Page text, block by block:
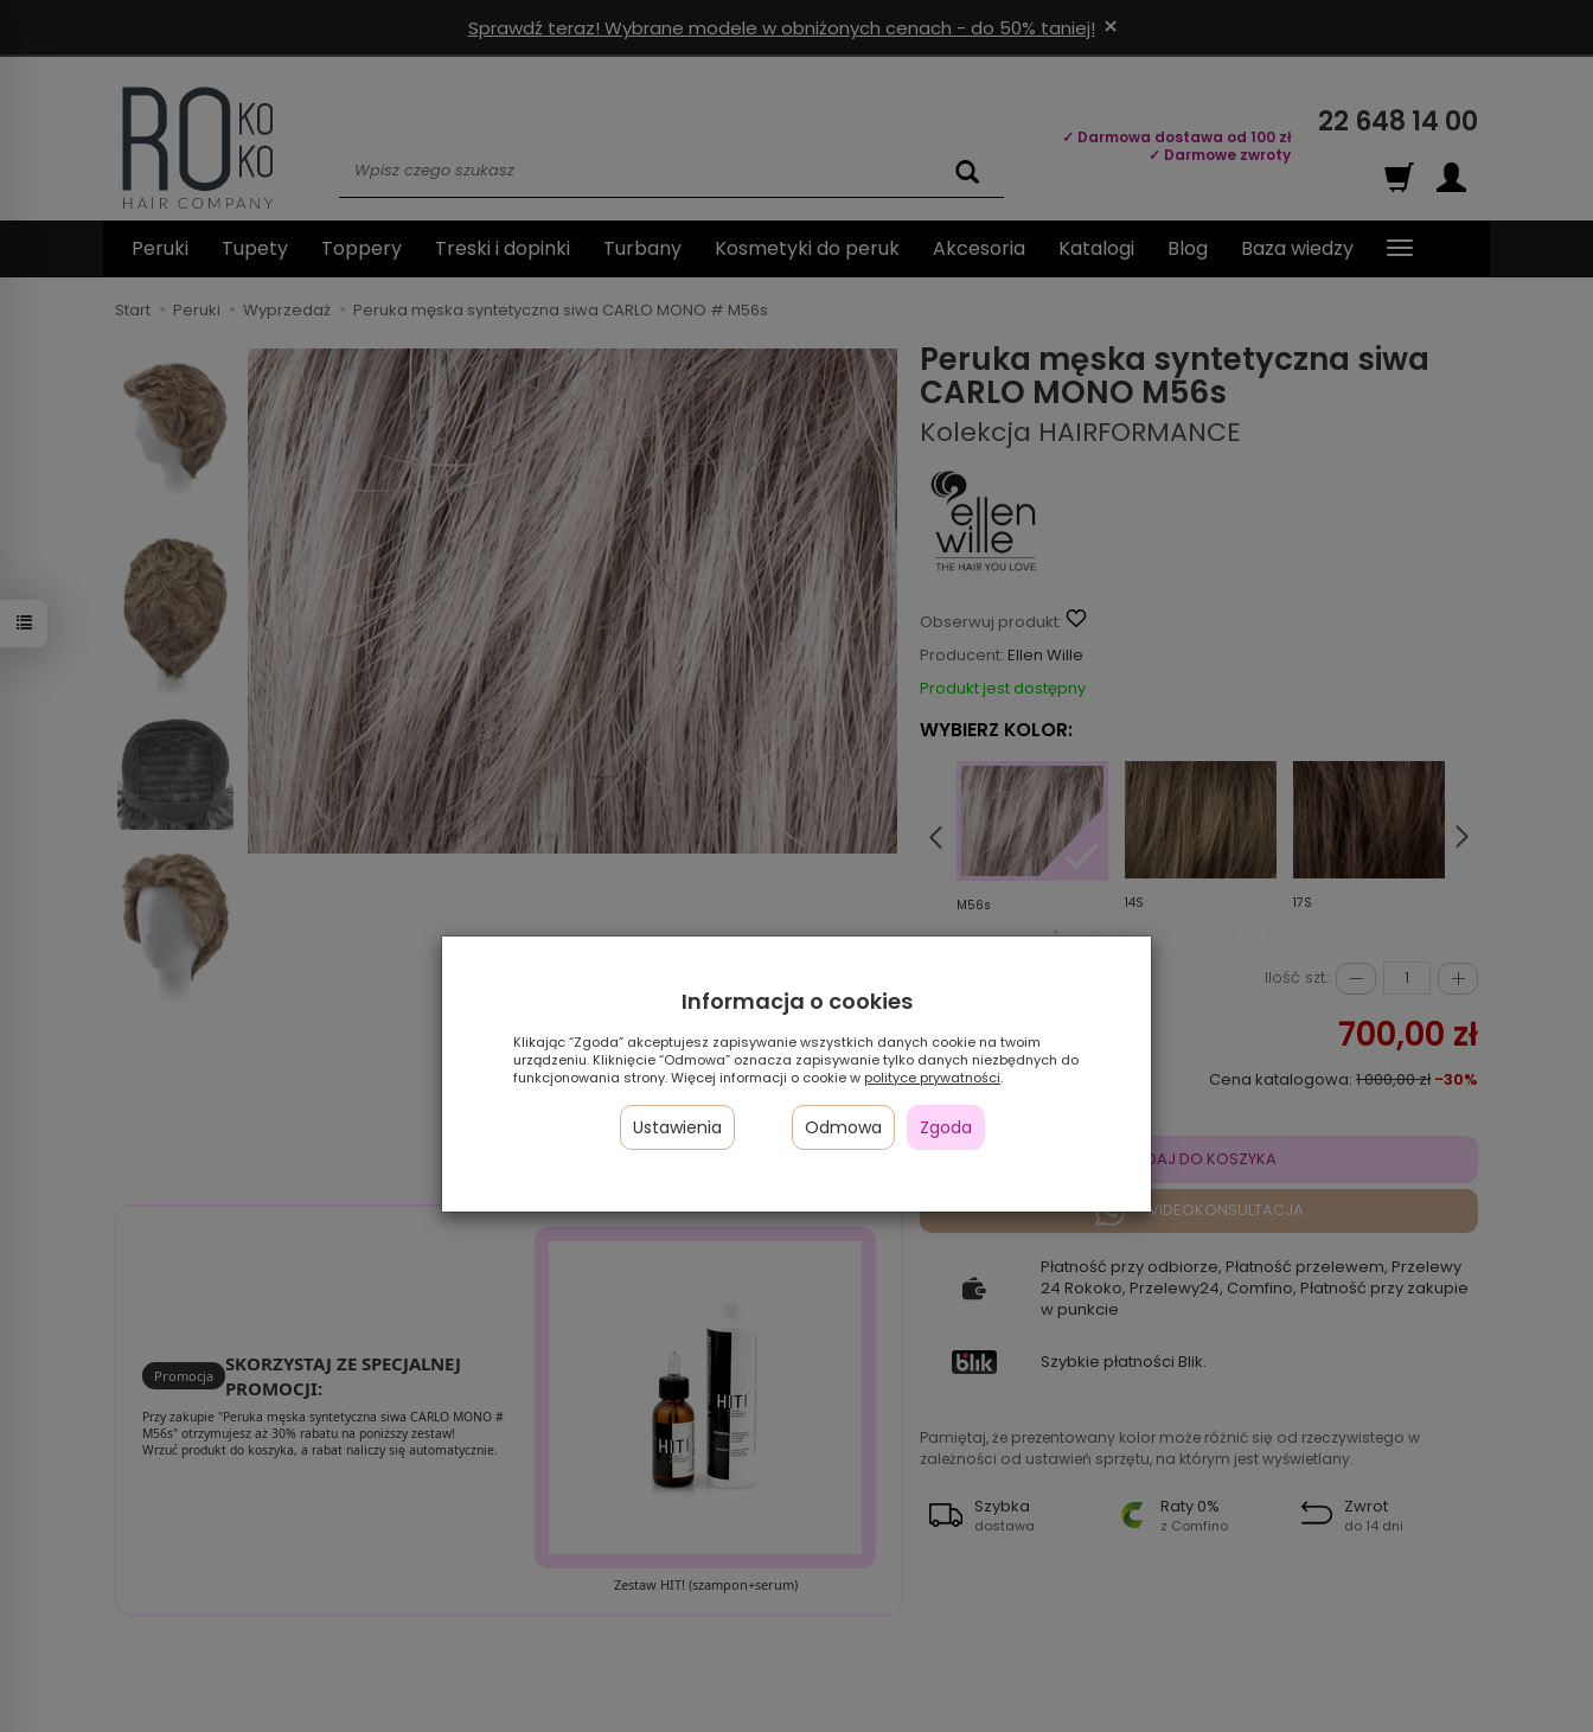
Sprawdź teraz! Wybrane modele w obniżonych cenach - do 50% taniej! ×
✓ Darmowa dostawa od 100 zł
✓ Darmowe zwroty
22 648 14 00
Peruki Tupety Toppery Treski i dopinki Turbany Kosmetyki do peruk Akcesoria Katalogi Blog Baza wiedzy
Start Peruki Wyprzedaż Peruka męska syntetyczna siwa CARLO MONO # M56s
Promocja
SKORZYSTAJ ZE SPECJALNEJ
PROMOCJI:
Przy zakupie "Peruka męska syntetyczna siwa CARLO MONO #
M56s" otrzymujesz aż 30% rabatu na poniższy zestaw!
Wrzuć produkt do koszyka, a rabat naliczy się automatycznie.
Zestaw HIT! (szampon+serum)
Peruka męska syntetyczna siwa
CARLO MONO M56s
Kolekcja HAIRFORMANCE
Obserwuj produkt:
Producent: Ellen Wille
Produkt jest dostępny
WYBIERZ KOLOR:
M56s 14S 17S
Ilość szt.:
700,00 zł
Cena katalogowa: 1 000,00 zł -30%
DODAJ DO KOSZYKA
VIDEOKONSULTACJA
Płatność przy odbiorze, Płatność przelewem, Przelewy
24 Rokoko, Przelewy24, Comfino, Płatność przy zakupie
w punkcie
Szybkie płatności Blik.
Pamiętaj, że prezentowany kolor może różnić się od rzeczywistego w
zależności od ustawień sprzętu, na którym jest wyświetlany.
Szybka
dostawa
Raty 0%
z Comfino
Zwrot
do 14 dni
Informacja o cookies
Klikając “Zgoda” akceptujesz zapisywanie wszystkich danych cookie na twoim
urządzeniu. Kliknięcie “Odmowa” oznacza zapisywanie tylko danych niezbędnych do
funkcjonowania strony. Więcej informacji o cookie w polityce prywatności.
Ustawienia Odmowa Zgoda